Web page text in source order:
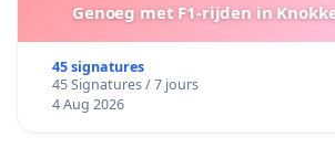
Genoeg met F1-rijden in
45 signatures
45 Signatures / 7 jours
4 Aug 2026